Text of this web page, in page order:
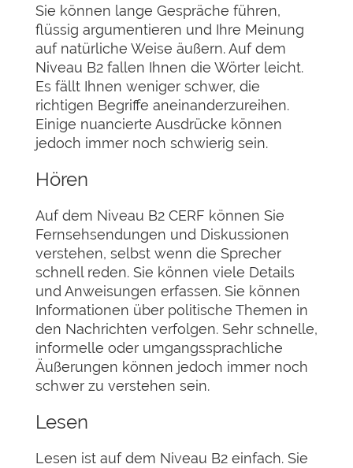
Sie können lange Gespräche führen,
flüssig argumentieren und Ihre Meinung
auf natürliche Weise äußern. Auf dem
Niveau B2 fallen Ihnen die Wörter leicht.
Es fällt Ihnen weniger schwer, die
richtigen Begriffe aneinanderzureihen.
Einige nuancierte Ausdrücke können
jedoch immer noch schwierig sein.
Hören
Auf dem Niveau B2 CERF können Sie
Fernsehsendungen und Diskussionen
verstehen, selbst wenn die Sprecher
schnell reden. Sie können viele Details
und Anweisungen erfassen. Sie können
Informationen über politische Themen in
den Nachrichten verfolgen. Sehr schnelle,
informelle oder umgangssprachliche
Äußerungen können jedoch immer noch
schwer zu verstehen sein.
Lesen
Lesen ist auf dem Niveau B2 einfach. Sie